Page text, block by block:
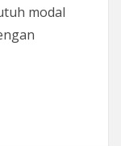
modal
Loket PPOB